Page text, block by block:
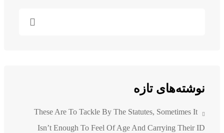
نوشته‌های تازه
These Are To Tackle By The Statutes, Sometimes It
Isn’t Enough To Feel Of Age And Carrying Their ID